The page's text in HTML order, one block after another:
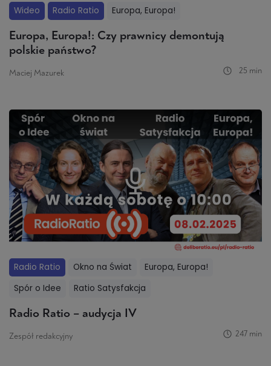
Wideo Radio Ratio Europa, Europa!
Europa, Europa!: Czy prawnicy demontują
polskie państwo?
Maciej Mazurek 25 min
Radio Ratio Okno na Świat
Europa, Europa!
Spór o Idee
Ratio Satysfakcja
Radio Ratio – audycja IV
Zespół redakcyjny 247 min